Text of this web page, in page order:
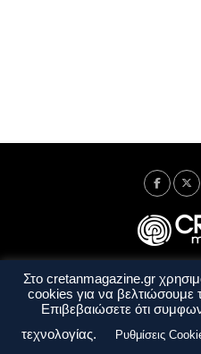
Ταυτότητα Πολιτική
Όροι και
Στο cretanmagazine.gr
cookies για να βελτιώσουμε
Επιβεβαιώσετε ότι
τεχνολογίας.
Ρυθμίσεις